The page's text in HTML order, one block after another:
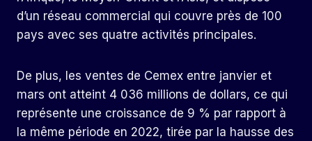
d’un réseau commercial qui couvre près de 100
pays avec ses quatre activités principales.
De plus, les ventes de Cemex entre janvier et
mars ont atteint 4 036 millions de dollars, ce qui
représente une croissance de 9 % par rapport à
la même période en 2022, tirée par la hausse des